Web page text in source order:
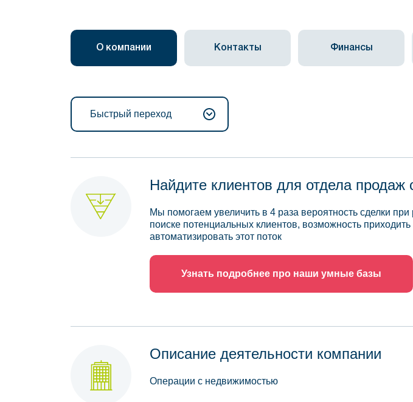
О компании Контакты Финансы
Быстрый переход
Найдите клиентов для отдела
Мы помогаем увеличить в 4 раза вероятность сделки
поиске потенциальных клиентов, возможность
автоматизировать этот поток
Узнать подробнее про наши умные базы
Описание деятельности компании
Операции с недвижимостью